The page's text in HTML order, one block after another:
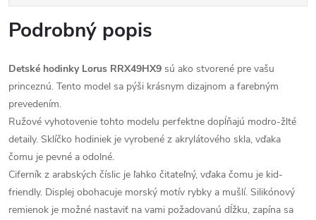
Podrobný popis
Detské hodinky Lorus RRX49HX9 sú ako stvorené pre vašu
princeznú. Tento model sa pýši krásnym dizajnom a farebným
prevedením.
Ružové vyhotovenie tohto modelu perfektne dopĺňajú modro-žlté
detaily. Sklíčko hodiniek je vyrobené z akrylátového skla, vďaka
čomu je pevné a odolné.
Ciferník z arabských číslic je ľahko čitateľný, vďaka čomu je kid-
friendly. Displej obohacuje morský motív rybky a mušlí. Silikónový
remienok je možné nastaviť na vami požadovanú dĺžku, zapína sa